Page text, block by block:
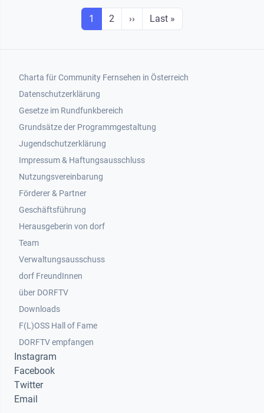
Seitennummerierung
Seite
1 Seite
2 Next page
›› Last page
Last »
Footer 1
Charta für Community Fernsehen in Österreich
Datenschutzerklärung
Gesetze im Rundfunkbereich
Grundsätze der Programmgestaltung
Jugendschutzerklärung
Impressum & Haftungsausschluss
Nutzungsvereinbarung
Footer 2
Förderer & Partner
Geschäftsführung
Herausgeberin von dorf
Team
Verwaltungsausschuss
dorf FreundInnen
Footer 3
über DORFTV
Downloads
F(L)OSS Hall of Fame
Footer 4
DORFTV empfangen
Instagram
Facebook
Twitter
Email